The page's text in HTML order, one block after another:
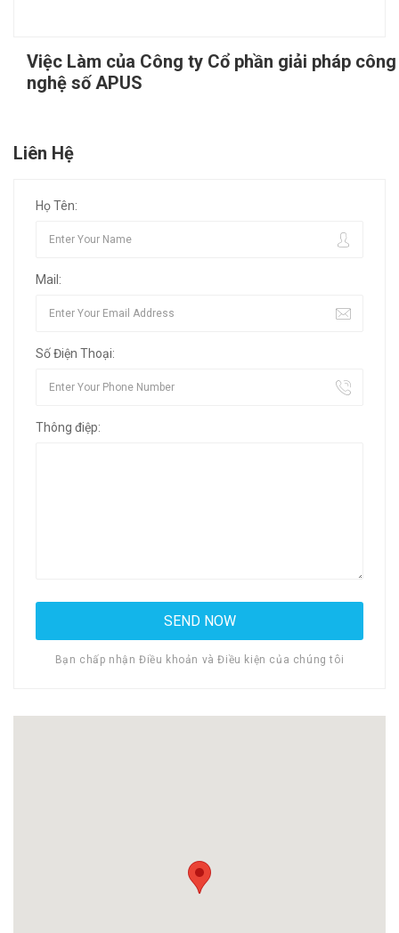
Việc Làm của Công ty Cổ phần giải pháp công
nghệ số APUS
Liên Hệ
Họ Tên:
Mail:
Số Điện Thoại:
Thông điệp:
Bạn chấp nhận Điều khoản và Điều kiện của chúng tôi